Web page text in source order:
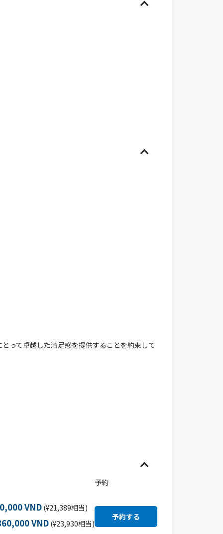
って卓越した満足感を提供することを約束して
予約
VND(¥21,389相当)
VND(¥23,930相当)